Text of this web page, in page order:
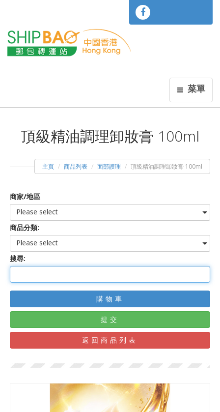
菜單
頂級精油調理卸妝膏 100ml
主頁 商品列表 面部護理 頂級精油調理卸妝膏 100ml
商家/地區
Please select
商品分類:
Please select
搜尋:
購物車
提交
返回商品列表